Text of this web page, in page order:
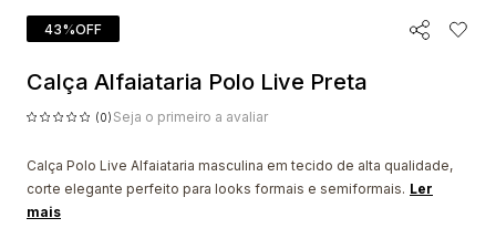
43%OFF
Calça Alfaiataria Polo Live Preta
(0) Seja o primeiro a avaliar
Calça Polo Live Alfaiataria masculina em tecido de alta qualidade,
corte elegante perfeito para looks formais e semiformais. Ler
mais